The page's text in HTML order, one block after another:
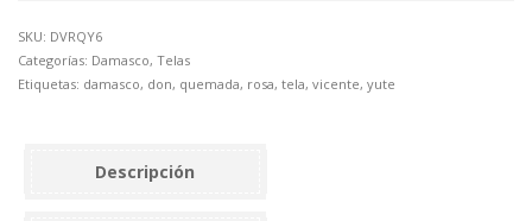
-
yute
cantidad
SKU: DVRQY6
Categorías: Damasco, Telas
Etiquetas: damasco, don, quemada, rosa, tela, vicente, yute
Descripción